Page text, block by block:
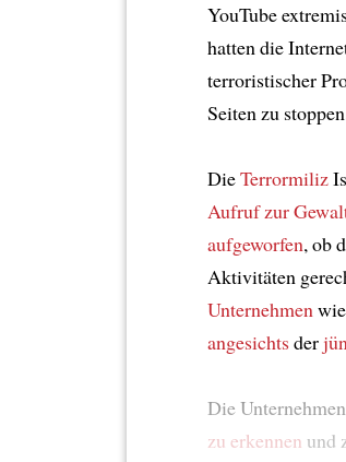
YouTube
hatten die
terroristischer
Seiten zu
DieTerrormiliz
Aufruf zur
aufgeworfen, ob
Aktivitäten
Unternehmen
angesichtsder
Die
zu erkennen und